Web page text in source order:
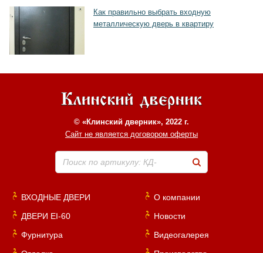
Как правильно выбрать входную
металлическую дверь в квартиру
© «Клинский дверник», 2022 г.
Сайт не является договором оферты
Поиск по артикулу: КД-
ВХОДНЫЕ ДВЕРИ
ДВЕРИ EI-60
Фурнитура
О компании
Новости
Видеогалерея